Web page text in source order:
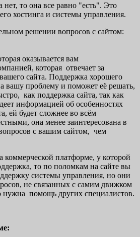
то она все равно "есть". Это
хостинга и системы управления.
решении вопросов с сайтом:
оказывается вам
которая отвечает за
сайта. Поддержка хорошего
вашу проблему и поможет её решать,
как поддержка сайта, так как
информацией об особенностях
ей будет сложнее во всём
она менее заинтересована в
с вашим сайтом, чем
коммерческой платформе, у которой
то по поломкам на сайте вы
системы управления, но они
не связанных с самим движком
нужна помощь других специалистов.